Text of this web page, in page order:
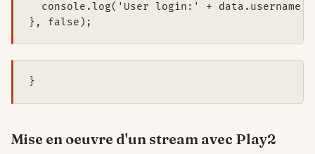
  console.log('User login:' + data.username);
}, false);
}
Mise en oeuvre d'un stream avec Play2